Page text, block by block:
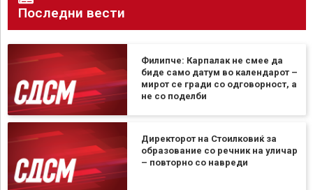
Последни вести
Филипче: Карпалак не смее да
биде само датум во календарот –
мирот се гради со одговорност, а
не со поделби
Директорот на Стоилковиќ за
образование со речник на уличар
– повторно со навреди